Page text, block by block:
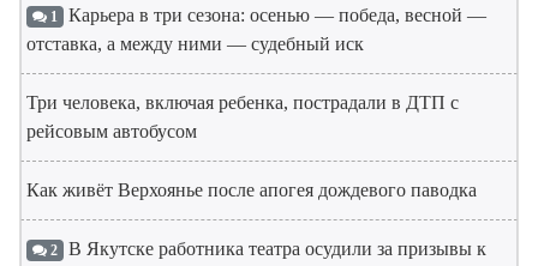
1 Карьера в три сезона: осенью — победа, весной —
отставка, а между ними — судебный иск
Три человека, включая ребенка, пострадали в ДТП с
рейсовым автобусом
Как живёт Верхоянье после апогея дождевого паводка
2 В Якутске работника театра осудили за призывы к